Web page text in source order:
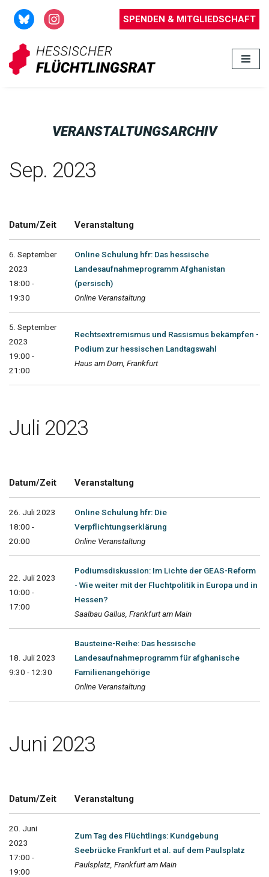
Zum
Inhalt
springen
SPENDEN & MITGLIEDSCHAFT
VERANSTALTUNGSARCHIV
Sep. 2023
Datum/Zeit Veranstaltung
6. September
2023
18:00 -
19:30
Online Schulung hfr: Das hessische
Landesaufnahmeprogramm Afghanistan
(persisch)
Online Veranstaltung
5. September
2023
19:00 -
21:00
Rechtsextremismus und Rassismus bekämpfen -
Podium zur hessischen Landtagswahl
Haus am Dom, Frankfurt
Juli 2023
Datum/Zeit Veranstaltung
26. Juli 2023
18:00 -
20:00
Online Schulung hfr: Die
Verpflichtungserklärung
Online Veranstaltung
22. Juli 2023
10:00 -
17:00
Podiumsdiskussion: Im Lichte der GEAS-Reform
- Wie weiter mit der Fluchtpolitik in Europa und in
Hessen?
Saalbau Gallus, Frankfurt am Main
18. Juli 2023
9:30 - 12:30
Bausteine-Reihe: Das hessische
Landesaufnahmeprogramm für afghanische
Familienangehörige
Online Veranstaltung
Juni 2023
Datum/Zeit Veranstaltung
20. Juni
2023
17:00 -
19:00
Zum Tag des Flüchtlings: Kundgebung
Seebrücke Frankfurt et al. auf dem Paulsplatz
Paulsplatz, Frankfurt am Main